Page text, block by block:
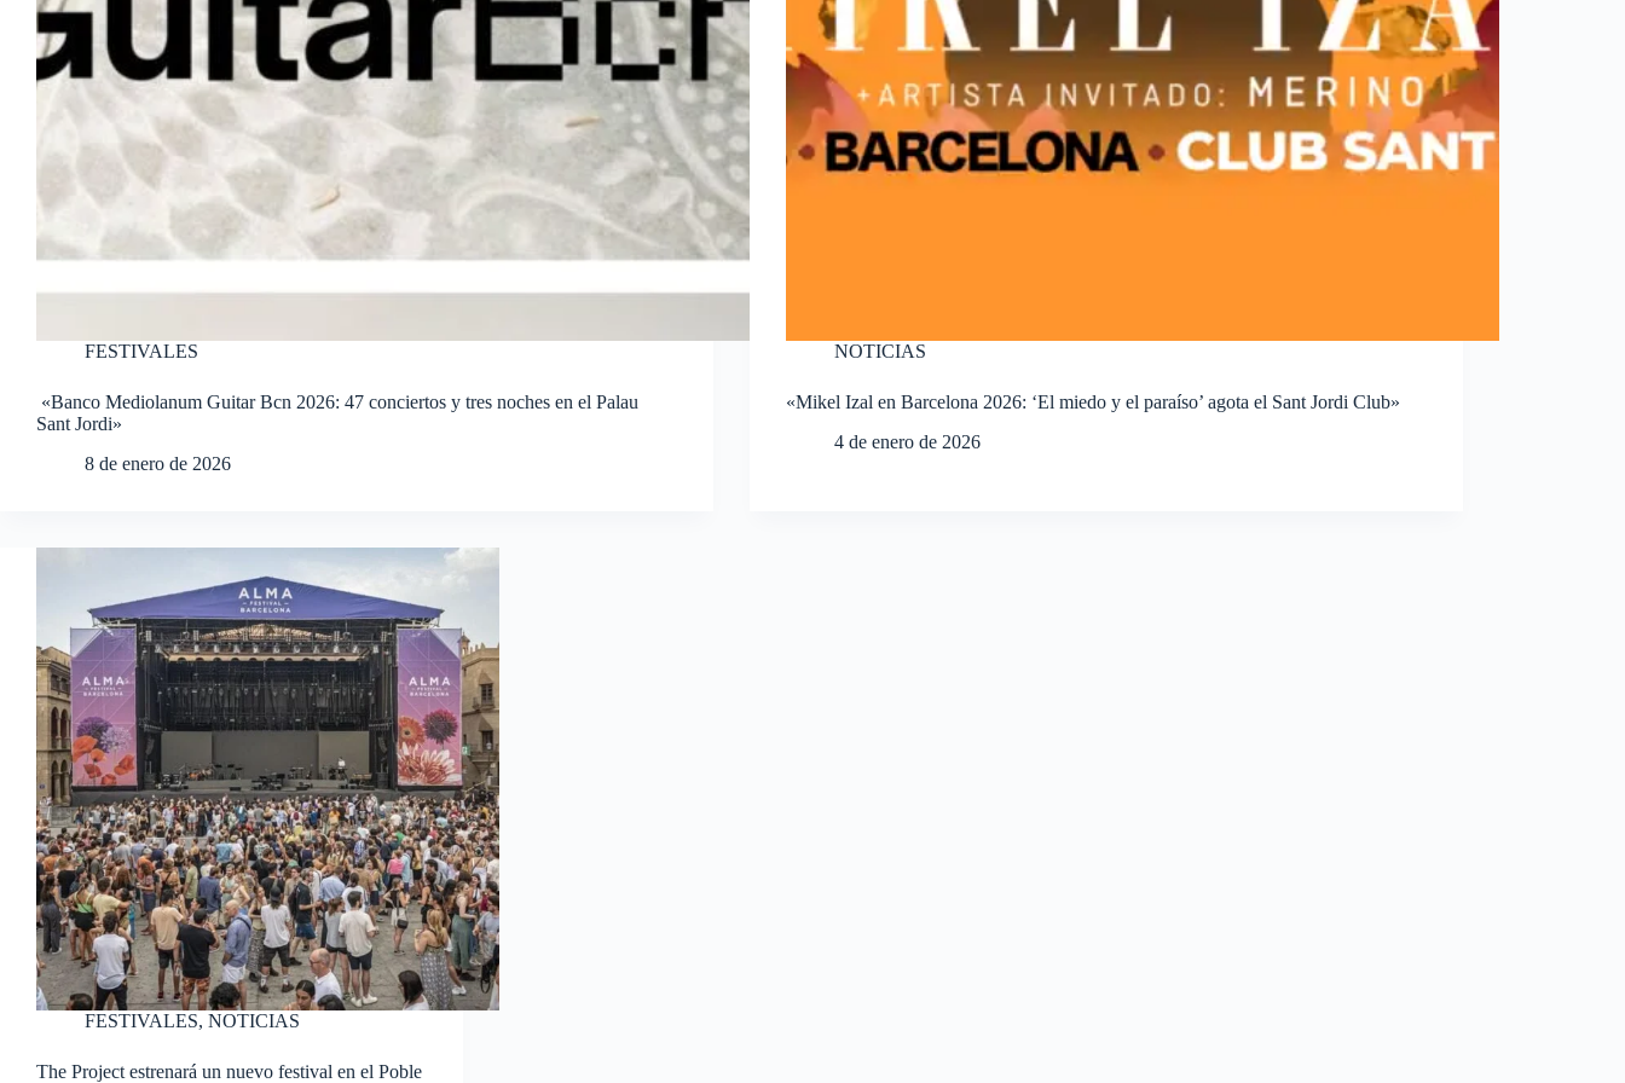
FESTIVALES
«Banco Mediolanum Guitar Bcn 2026: 47 conciertos y tres noches en el Palau
Sant Jordi»
8 de enero de 2026
NOTICIAS
«Mikel Izal en Barcelona 2026: ‘El miedo y el paraíso’ agota el Sant Jordi Club»
4 de enero de 2026
FESTIVALES, NOTICIAS
The Project estrenará un nuevo festival en el Poble